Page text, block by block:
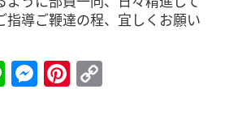
指導ご鞭達の程、宜しくお願い
LineMessenger
Pinterest
Copy